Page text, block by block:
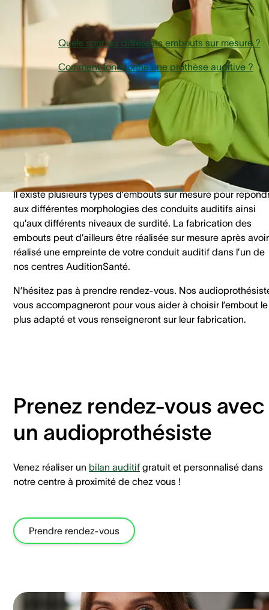
Dans cet article
Quels sont les différents embouts sur mesure ?
​Comment fonctionne une prothèse auditive ?
Quels sont les différents
embouts sur mesure ?
Il existe plusieurs types d’embouts sur mesure pour
aux différentes morphologies des conduits auditifs ainsi
qu’aux différents niveaux de surdité. La fabrication des
embouts peut d’ailleurs être réalisée sur mesure après avoir
réalisé une empreinte de votre conduit auditif dans l’un de
nos centres AuditionSanté.
N’hésitez pas à prendre rendez-vous. Nos
vous accompagneront pour vous aider à choisir l’embout le
plus adapté et vous renseigneront sur leur fabrication.
Prenez rendez-vous avec
un audioprothésiste
Venez réaliser un bilan auditif gratuit et personnalisé dans
notre centre à proximité de chez vous !
Prendre rendez-vous